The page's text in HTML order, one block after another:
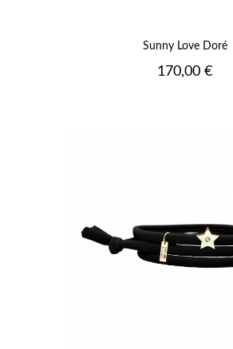
Sunny Love Doré
Prix
170,00 €